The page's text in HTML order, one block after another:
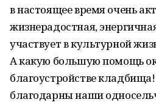
в настоящее время очень
жизнерадостная,
участвует в культурной
А какую большую помощь
благоустройстве кладбища!
благодарны наши